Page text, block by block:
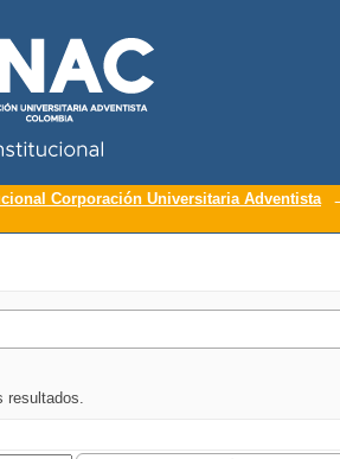
Corporación Universitaria Adventista
resultados.